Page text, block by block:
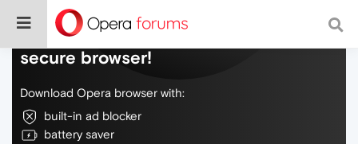
Do more on the web, with a fast and
secure browser!
Download Opera browser with:
built-in ad blocker
battery saver